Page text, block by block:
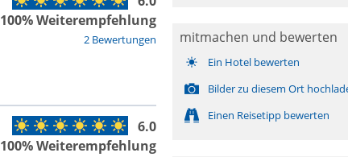
2 Bewertungen
100% Weiterempfehlung
6.0
100% Weiterempfehlung
mitmachen und bewerten
Ein Hotel bewerten
Bilder zu diesem Ort
Einen Reisetipp bewerten